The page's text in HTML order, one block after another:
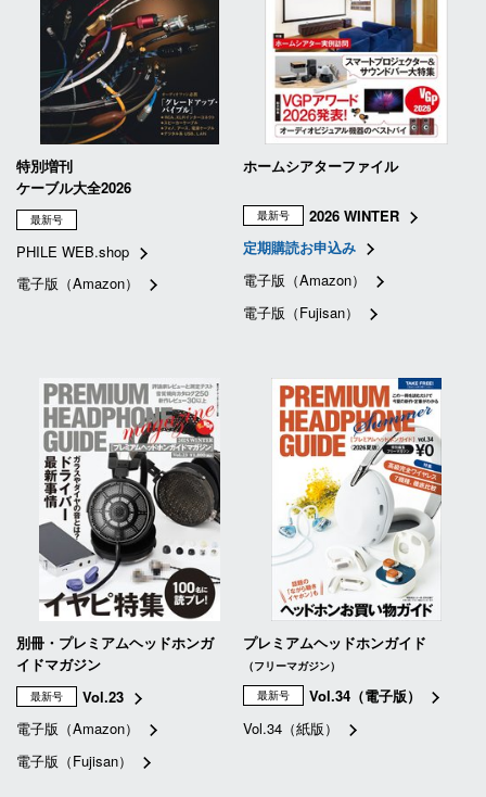
特別増刊
ケーブル大全2026
最新号
PHILE WEB.shop
電子版（Amazon）
ホームシアターファイル
最新号
2026 WINTER
定期購読お申込み
電子版（Amazon）
電子版（Fujisan）
別冊・プレミアムヘッドホンガ
イドマガジン
最新号
Vol.23
電子版（Amazon）
電子版（Fujisan）
プレミアムヘッドホンガイド
（フリーマガジン）
最新号
Vol.34（電子版）
Vol.34（紙版）